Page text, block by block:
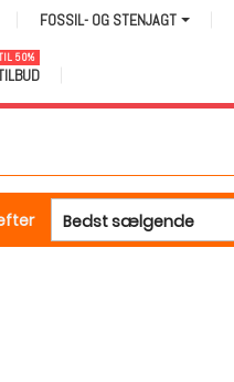
FOSSIL- OG STENJAGT
50%
Bedst sælgende